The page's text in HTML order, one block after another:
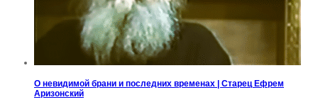
О невидимой брани и последних временах | Старец Ефрем
Аризонский